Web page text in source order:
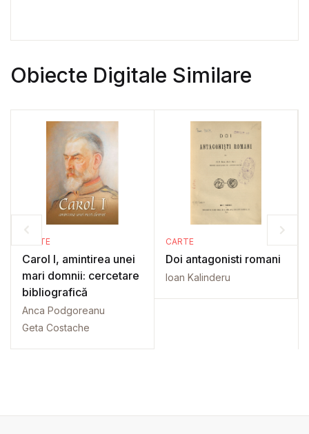
Obiecte Digitale Similare
CARTE
Carol I, amintirea unei
mari domnii: cercetare
bibliografică
Anca Podgoreanu
Geta Costache
CARTE
Doi antagonisti romani
Ioan Kalinderu